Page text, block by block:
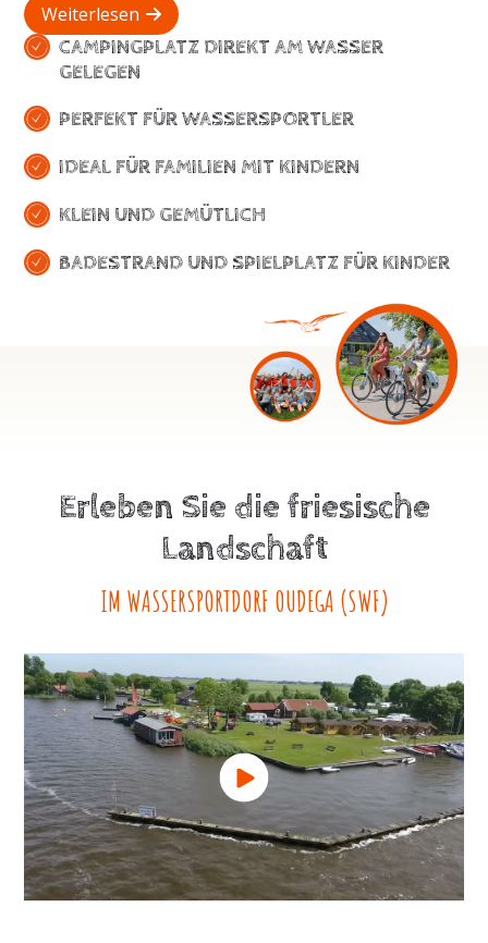
Weiterlesen
CAMPINGPLATZ DIREKT AM WASSER
GELEGEN
PERFEKT FÜR WASSERSPORTLER
IDEAL FÜR FAMILIEN MIT KINDERN
KLEIN UND GEMÜTLICH
BADESTRAND UND SPIELPLATZ FÜR KINDER
Erleben Sie die friesische
Landschaft
IM WASSERSPORTDORF OUDEGA (SWF)